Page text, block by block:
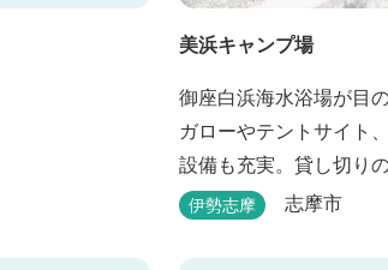
美浜キャンプ場
御座白浜海水浴場が目
ガローやテントサイト
設備も充実。貸し切り
るので、ファミリーや
伊勢志摩 志摩市